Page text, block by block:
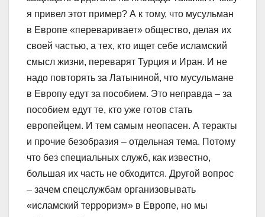
я привел этот пример? А к тому, что мусульман
в Европе «переваривает» общество, делая их
своей частью, а тех, кто ищет себе исламский
смысл жизни, переварят Турция и Иран. И не
надо повторять за Латыниной, что мусульмане
в Европу едут за пособием. Это неправда – за
пособием едут те, кто уже готов стать
европейцем. И тем самым неопасен. А теракты
и прочие безобразия – отдельная тема. Потому
что без специальных служб, как известно,
большая их часть не обходится. Другой вопрос
– зачем спецслужбам организовывать
«исламский терроризм» в Европе, но мы